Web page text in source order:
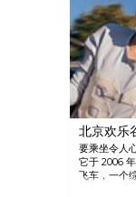
北京欢乐
要乘坐令人
它于 2006
飞车，一个
游客和当地